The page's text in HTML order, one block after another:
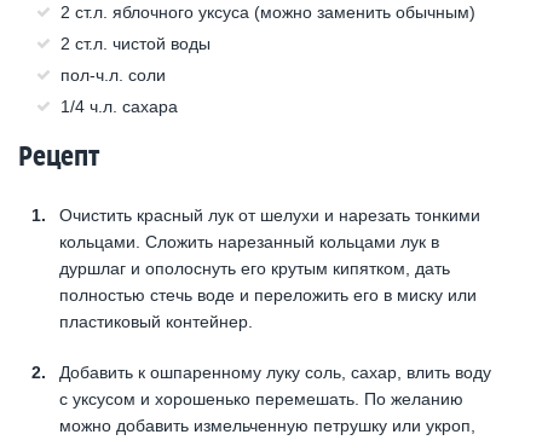
2 ст.л. яблочного уксуса (можно заменить обычным)
2 ст.л. чистой воды
пол-ч.л. соли
1/4 ч.л. сахара
Рецепт
Очистить красный лук от шелухи и нарезать тонкими
кольцами. Сложить нарезанный кольцами лук в
дуршлаг и ополоснуть его крутым кипятком, дать
полностью стечь воде и переложить его в миску или
пластиковый контейнер.
Добавить к ошпаренному луку соль, сахар, влить воду
с уксусом и хорошенько перемешать. По желанию
можно добавить измельченную петрушку или укроп,